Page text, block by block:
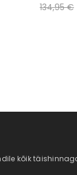
134,95 €
kõik